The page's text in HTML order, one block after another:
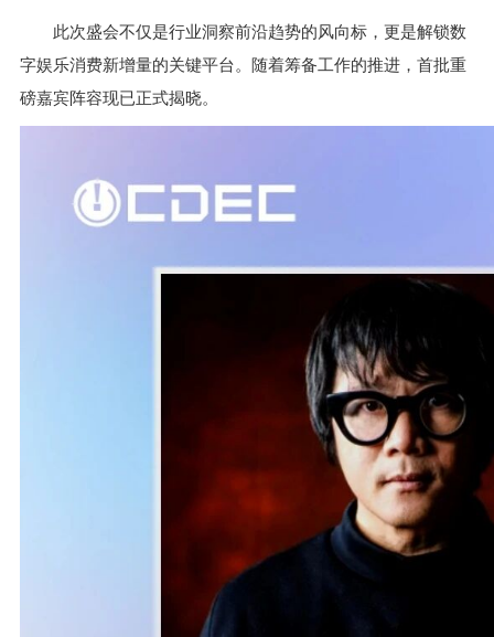
此次盛会不仅是行业洞察前沿趋势的风向标，更是解锁数
字娱乐消费新增量的关键平台。随着筹备工作的推进，首批重
磅嘉宾阵容现已正式揭晓。